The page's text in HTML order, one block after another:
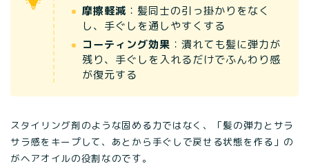
摩擦軽減 ：髪同士の引っ掛かりをなく
し、手ぐしを通しやすくする
コーティング効果 ：潰れても髪に弾力が
残り、手ぐしを入れるだけでふんわり感
が復元する
スタイリング剤のような固める力ではなく、「髪の弾力とサラ
サラ感をキープして、あとから手ぐしで戻せる状態を作る」の
がヘアオイルの役割なのです。